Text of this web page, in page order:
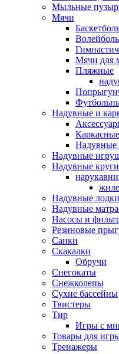
Мыльные
Мячи
Мячи для
Пляжные
Надувные и
Надувные
Надувные
Надувные круги
Надувные лодки
Надувные
Насосы и
Резиновые
Санки
Скакалки
Обручи
Снегокаты
Снежколепы
Сухие бассейны
Твистеры
Тир
Игры с
Товары для
Тренажеры